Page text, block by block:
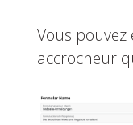
Vous
accrocheur